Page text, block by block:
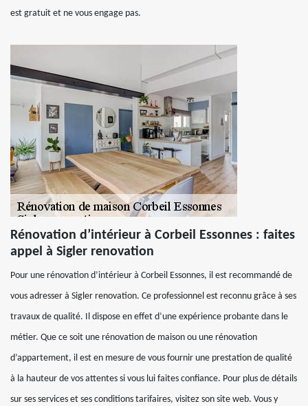
est gratuit et ne vous engage pas.
Rénovation d’intérieur à Corbeil Essonnes : faites
appel à Sigler renovation
Pour une rénovation d’intérieur à Corbeil Essonnes, il est recommandé de
vous adresser à Sigler renovation. Ce professionnel est reconnu grâce à ses
travaux de qualité. Il dispose en effet d’une expérience probante dans le
métier. Que ce soit une rénovation de maison ou une rénovation
d’appartement, il est en mesure de vous fournir une prestation de qualité
à la hauteur de vos attentes si vous lui faites confiance. Pour plus de détails
sur ses services et ses conditions tarifaires, visitez son site web. Vous y